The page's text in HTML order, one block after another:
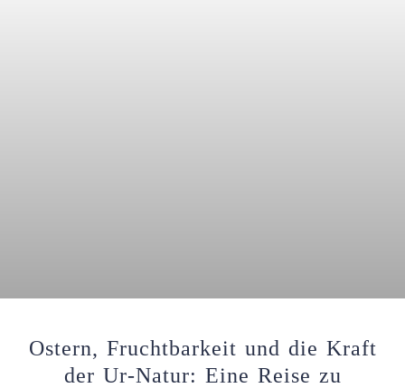
Ostern, Fruchtbarkeit und die Kraft
der Ur-Natur: Eine Reise zu